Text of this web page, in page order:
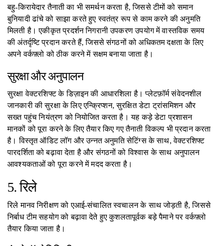
बहु-किरायेदार तैनाती का भी समर्थन करता है, जिससे टीमों को समान
बुनियादी ढांचे को साझा करते हुए स्वतंत्र रूप से काम करने की अनुमति
मिलती है। एकीकृत प्रदर्शन निगरानी उपकरण उपयोग में वास्तविक समय
की अंतर्दृष्टि प्रदान करते हैं, जिससे संगठनों को अधिकतम दक्षता के लिए
अपने वर्कफ़्लो को ठीक करने में सक्षम बनाया जाता है।
सुरक्षा और अनुपालन
सुरक्षा वेक्टरशिफ्ट के डिज़ाइन की आधारशिला है। प्लेटफ़ॉर्म संवेदनशील
जानकारी की सुरक्षा के लिए एन्क्रिप्शन, सुरक्षित डेटा ट्रांसमिशन और
सख्त पहुंच नियंत्रण को नियोजित करता है। यह कड़े डेटा प्रशासन
मानकों को पूरा करने के लिए तैयार किए गए तैनाती विकल्प भी प्रदान करता
है। विस्तृत ऑडिट लॉग और उन्नत अनुमति सेटिंग्स के साथ, वेक्टरशिफ्ट
पारदर्शिता को बढ़ावा देता है और संगठनों को विश्वास के साथ अनुपालन
आवश्यकताओं को पूरा करने में मदद करता है।
5. रिले
रिले मानव निरीक्षण को एआई-संचालित स्वचालन के साथ जोड़ती है, जिससे
निर्बाध टीम सहयोग को बढ़ावा देते हुए कुशलतापूर्वक बड़े पैमाने पर वर्कफ़्लो
तैयार किया जाता है।